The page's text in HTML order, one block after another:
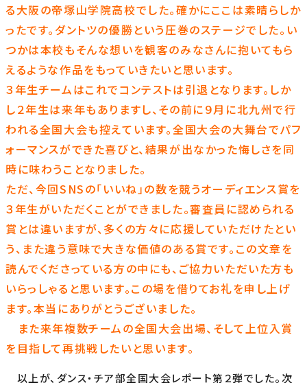
る大阪の帝塚山学院高校でした。確かにここは素晴らしか
ったです。ダントツの優勝という圧巻のステージでした。い
つかは本校もそんな想いを観客のみなさんに抱いてもら
えるような作品をもっていきたいと思います。
３年生チームはこれでコンテストは引退となります。しか
し２年生は来年もありますし、その前に９月に北九州で行
われる全国大会も控えています。全国大会の大舞台でパフ
ォーマンスができた喜びと、結果が出なかった悔しさを同
時に味わうことなりました。
ただ、今回SNSの「いいね」の数を競うオーディエンス賞を
３年生がいただくことができました。審査員に認められる
賞とは違いますが、多くの方々に応援していただけたとい
う、また違う意味で大きな価値のある賞です。この文章を
読んでくださっている方の中にも、ご協力いただいた方も
いらっしゃると思います。この場を借りてお礼を申し上げ
ます。本当にありがとうございました。
また来年複数チームの全国大会出場、そして上位入賞
を目指して再挑戦したいと思います。
以上が、ダンス・チア部全国大会レポート第２弾でした。次